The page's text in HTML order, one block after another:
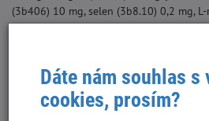
(3b406) 10 mg, selen (3b8.10) 0,2 mg,
mg.
Obsahuje antioxidanty schválené EU
tokoferolové extrakty z rostlinných olejů
palmitát (1b304) a výtažek z rozmarýnu.
Dáte nám souhlas s
cookies, prosím?